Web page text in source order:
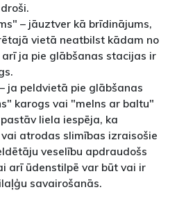
– jāuztver kā brīdinājums,
vietā neatbilst kādam no
ja pie glābšanas stacijas ir
ja peldvietā pie glābšanas
karogs vai "melns ar baltu"
liela iespēja, ka
atrodas slimības izraisošie
veselību apdraudošs
arī ūdenstilpē var būt vai ir
savairošanās.